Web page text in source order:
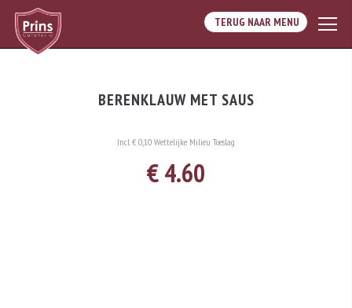
TERUG NAAR MENU
BERENKLAUW MET SAUS
Incl. € 0,10 Wettelijke Milieu Toeslag
€ 4.60